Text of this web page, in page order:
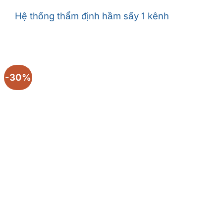
Hệ thống thẩm định hầm sấy 1 kênh
-30%